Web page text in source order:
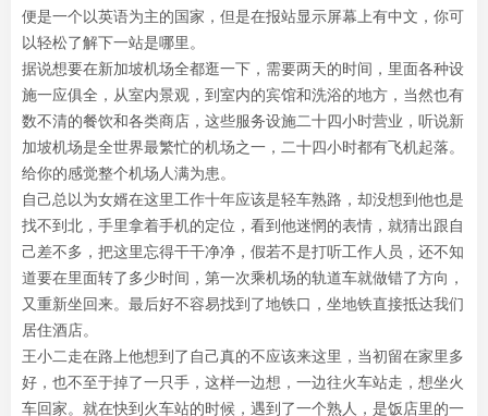
便是一个以英语为主的国家，但是在报站显示屏幕上有中文，你可
以轻松了解下一站是哪里。
据说想要在新加坡机场全都逛一下，需要两天的时间，里面各种设
施一应俱全，从室内景观，到室内的宾馆和洗浴的地方，当然也有
数不清的餐饮和各类商店，这些服务设施二十四小时营业，听说新
加坡机场是全世界最繁忙的机场之一，二十四小时都有飞机起落。
给你的感觉整个机场人满为患。
自己总以为女婿在这里工作十年应该是轻车熟路，却没想到他也是
找不到北，手里拿着手机的定位，看到他迷惘的表情，就猜出跟自
己差不多，把这里忘得干干净净，假若不是打听工作人员，还不知
道要在里面转了多少时间，第一次乘机场的轨道车就做错了方向，
又重新坐回来。最后好不容易找到了地铁口，坐地铁直接抵达我们
居住酒店。
王小二走在路上他想到了自己真的不应该来这里，当初留在家里多
好，也不至于掉了一只手，这样一边想，一边往火车站走，想坐火
车回家。就在快到火车站的时候，遇到了一个熟人，是饭店里的一